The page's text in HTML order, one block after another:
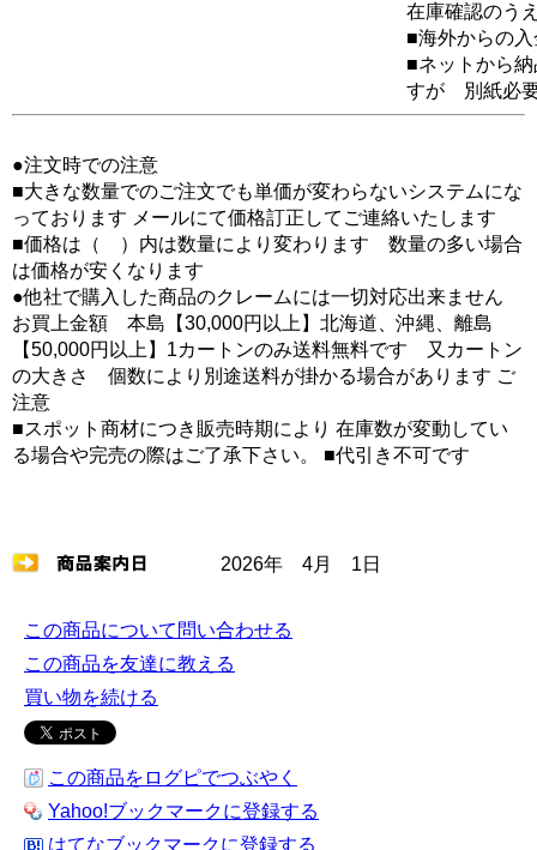
在庫確認のう
■海外からの
■ネットから
すが 別紙必
●注文時での注意
■大きな数量でのご注文でも単価が変わらないシステムにな
っております メールにて価格訂正してご連絡いたします
■価格は（ ）内は数量により変わります 数量の多い場合
は価格が安くなります
●他社で購入した商品のクレームには一切対応出来ません
お買上金額 本島【30,000円以上】北海道、沖縄、離島
【50,000円以上】1カートンのみ送料無料です 又カートン
の大きさ 個数により別途送料が掛かる場合があります ご
注意
■スポット商材につき販売時期により 在庫数が変動してい
る場合や完売の際はご了承下さい。 ■代引き不可です
2026年 4月 1日
この商品について問い合わせる
この商品を友達に教える
買い物を続ける
この商品をログピでつぶやく
Yahoo!ブックマークに登録する
はてなブックマークに登録する